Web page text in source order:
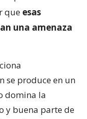
se produce en un
la
buena parte de
solares.
se utiliza en la